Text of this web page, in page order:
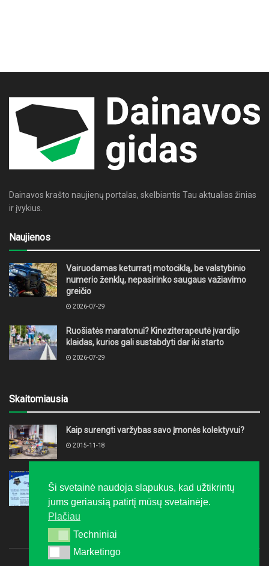
Dainavos krašto naujienų portalas, skelbiantis Tau aktualias žinias
ir įvykius.
Naujienos
Vairuodamas keturratį motociklą, be valstybinio
numerio ženklų, nepasirinko saugaus važiavimo
greičio
2026-07-29
Ruošiatės maratonui? Kineziterapeutė įvardijo
klaidas, kurios gali sustabdyti dar iki starto
2026-07-29
Skaitomiausia
Kaip surengti varžybas savo įmonės kolektyvui?
2015-11-18
2017-04-24
Ši svetainė naudoja slapukus, kad užtikrintų
jums geriausią patirtį mūsų svetainėje.
Plačiau
Techniniai
Techniniai
Marketingo
Marketingo